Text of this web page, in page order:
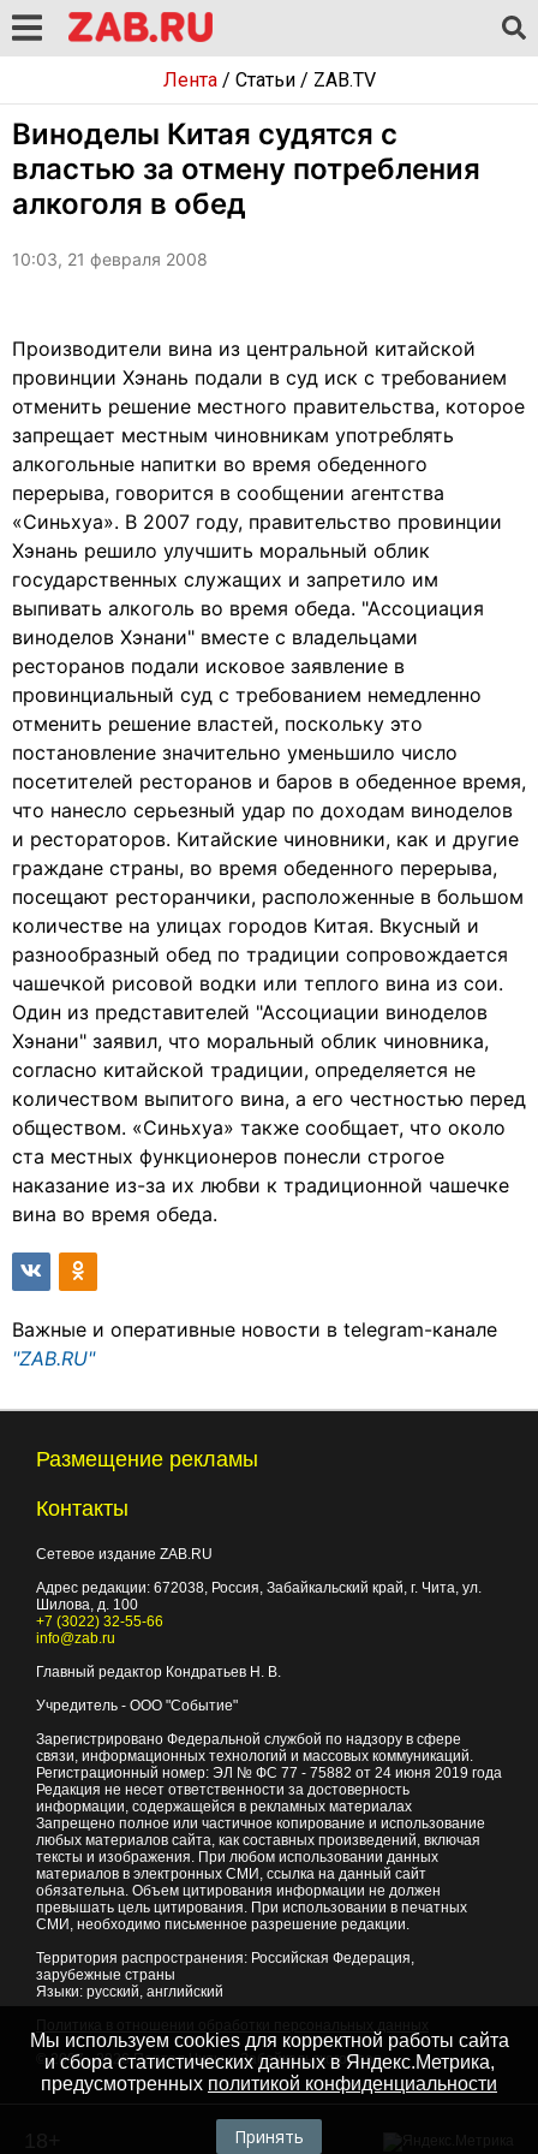
Лента/ Статьи/ ZAB.TV
Виноделы Китая судятся с
властью за отмену потребления
алкоголя в обед
10:03, 21 февраля 2008
Производители вина из центральной китайской
провинции Хэнань подали в суд иск с требованием
отменить решение местного правительства, которое
запрещает местным чиновникам употреблять
алкогольные напитки во время обеденного
перерыва, говорится в сообщении агентства
«Синьхуа». В 2007 году, правительство провинции
Хэнань решило улучшить моральный облик
государственных служащих и запретило им
выпивать алкоголь во время обеда. "Ассоциация
виноделов Хэнани" вместе с владельцами
ресторанов подали исковое заявление в
провинциальный суд с требованием немедленно
отменить решение властей, поскольку это
постановление значительно уменьшило число
посетителей ресторанов и баров в обеденное время,
что нанесло серьезный удар по доходам виноделов
и рестораторов. Китайские чиновники, как и другие
граждане страны, во время обеденного перерыва,
посещают ресторанчики, расположенные в большом
количестве на улицах городов Китая. Вкусный и
разнообразный обед по традиции сопровождается
чашечкой рисовой водки или теплого вина из сои.
Один из представителей "Ассоциации виноделов
Хэнани" заявил, что моральный облик чиновника,
согласно китайской традиции, определяется не
количеством выпитого вина, а его честностью перед
обществом. «Синьхуа» также сообщает, что около
ста местных функционеров понесли строгое
наказание из-за их любви к традиционной чашечке
вина во время обеда.
Важные и оперативные новости в telegram-канале
"ZAB.RU"
Размещение рекламы
Контакты
Сетевое издание ZAB.RU
Адрес редакции: 672038, Россия, Забайкальский край, г. Чита, ул.
Шилова, д. 100
+7 (3022) 32-55-66
info@zab.ru
Главный редактор Кондратьев Н. В.
Учредитель - ООО "Событие"
Зарегистрировано Федеральной службой по надзору в сфере
связи, информационных технологий и массовых коммуникаций.
Регистрационный номер: ЭЛ № ФС 77 - 75882 от 24 июня 2019 года
Редакция не несет ответственности за достоверность
информации, содержащейся в рекламных материалах
Запрещено полное или частичное копирование и использование
любых материалов сайта, как составных произведений, включая
тексты и изображения. При любом использовании данных
материалов в электронных СМИ, ссылка на данный сайт
обязательна. Объем цитирования информации не должен
превышать цель цитирования. При использовании в печатных
СМИ, необходимо письменное разрешение редакции.
Территория распространения: Российская Федерация,
зарубежные страны
Языки: русский, английский
© 2007 - 2026Портал Читы и Забайкальского края
Мы используем cookies для корректной работы сайта
и сбора статистических данных в Яндекс.Метрика,
предусмотренных политикой конфиденциальности
Принять